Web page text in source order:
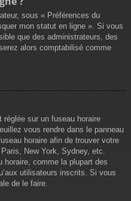
sous « Préférences du
mon statut en ligne ». Si vous
que des administrateurs, des
alors comptabilisé comme
réglée sur un fuseau horaire
vous rendre dans le panneau
horaire afin de trouver votre
New York, Sydney, etc.
horaire, comme la plupart des
utilisateurs inscrits. Si vous
de le faire.